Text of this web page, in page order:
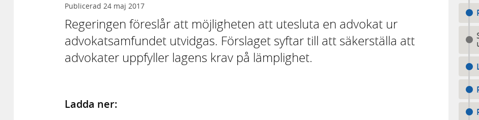
Publicerad 24 maj 2017
Regeringen föreslår att möjligheten att utesluta en advokat ur
advokatsamfundet utvidgas. Förslaget syftar till att säkerställa att
advokater uppfyller lagens krav på lämplighet.
Ladda ner: